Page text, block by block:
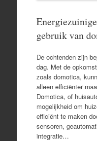
gebruik van
De ochtenden zijn
dag. Met de
zoals domotica,
alleen efficiënter
Domotica, of
mogelijkheid om
efficiënt te maken
sensoren,
integratie…